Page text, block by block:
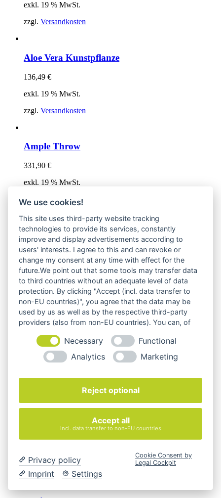
exkl. 19 % MwSt.
zzgl. Versandkosten
Aloe Vera Kunstpflanze
136,49 €
exkl. 19 % MwSt.
zzgl. Versandkosten
Ample Throw
331,90 €
exkl. 19 % MwSt.
zzgl.Versandkosten
Arrange Desktop-Serie
74,80€
exkl. MwSt.
zzgl.Versandkosten
ATLAS Wandgarderobe
402,82
€
exkl. MwSt.
zzgl.Versandkosten
zzgl.Versandkosten
We use cookies!
This site uses third-party website tracking
technologies to provide its services, constantly
improve and display advertisements according to
users' interests. I agree to this and can revoke or
change my consent at any time with effect for the
future.We point out that some tools may transfer data
to third countries without an adequate level of data
protection. By clicking "Accept (incl. data transfer to
non-EU countries)", you agree that the data may be
used by us as well as by the respective third-party
providers (also from non-EU countries). You can, of
Necessary
Functional
Analytics
Marketing
Reject optional
Accept all
incl. data transfer to non-EU countries
Privacy policy
Imprint
Settings
Cookie Consent by
Legal Cockpit